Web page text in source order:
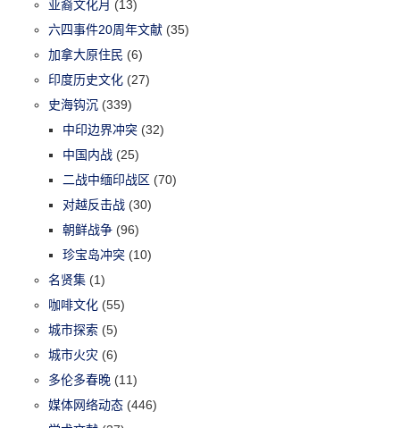
亚裔文化月 (13)
六四事件20周年文献 (35)
加拿大原住民 (6)
印度历史文化 (27)
史海钩沉 (339)
中印边界冲突 (32)
中国内战 (25)
二战中缅印战区 (70)
对越反击战 (30)
朝鲜战争 (96)
珍宝岛冲突 (10)
名贤集 (1)
咖啡文化 (55)
城市探索 (5)
城市火灾 (6)
多伦多春晚 (11)
媒体网络动态 (446)